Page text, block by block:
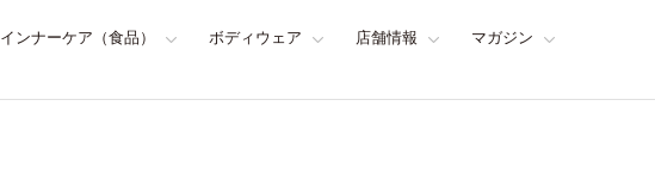
インナーケア（食品） ボディウェア 店舗情報 マガジン